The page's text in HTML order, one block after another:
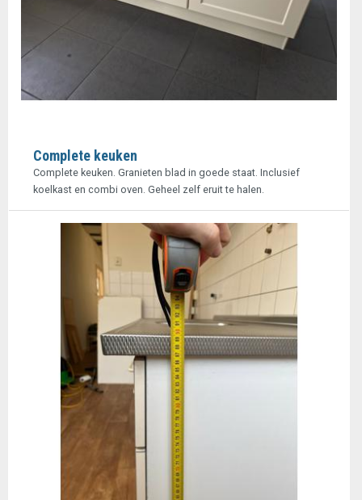
Complete keuken
Complete keuken. Granieten blad in goede staat. Inclusief
koelkast en combi oven. Geheel zelf eruit te halen.